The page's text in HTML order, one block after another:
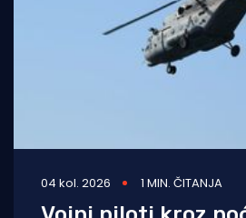
04 kol. 2026 1 MIN. ČITANJA